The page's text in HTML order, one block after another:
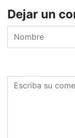
Dejar un